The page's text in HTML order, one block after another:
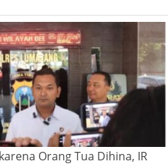
Orang Tua Dihina, IR